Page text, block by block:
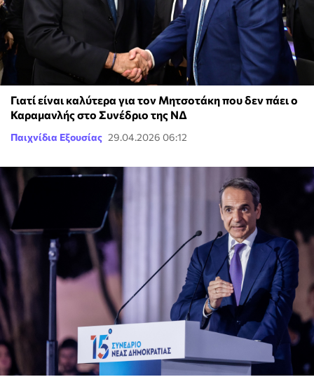
Γιατί είναι καλύτερα για τον Μητσοτάκη που δεν πάει ο
Καραμανλής στο Συνέδριο της ΝΔ
Παιχνίδια Εξουσίας 29.04.2026 06:12